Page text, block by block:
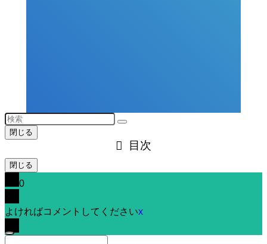
閉じる
目次
閉じる
0
よければコメントしてくださいx